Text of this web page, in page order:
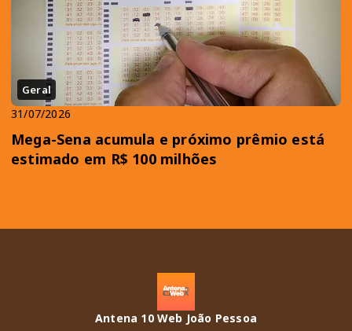
Geral
31/07/2026
Mega-Sena acumula e próximo prêmio está
estimado em R$ 100 milhões
Antena 10 Web João Pessoa